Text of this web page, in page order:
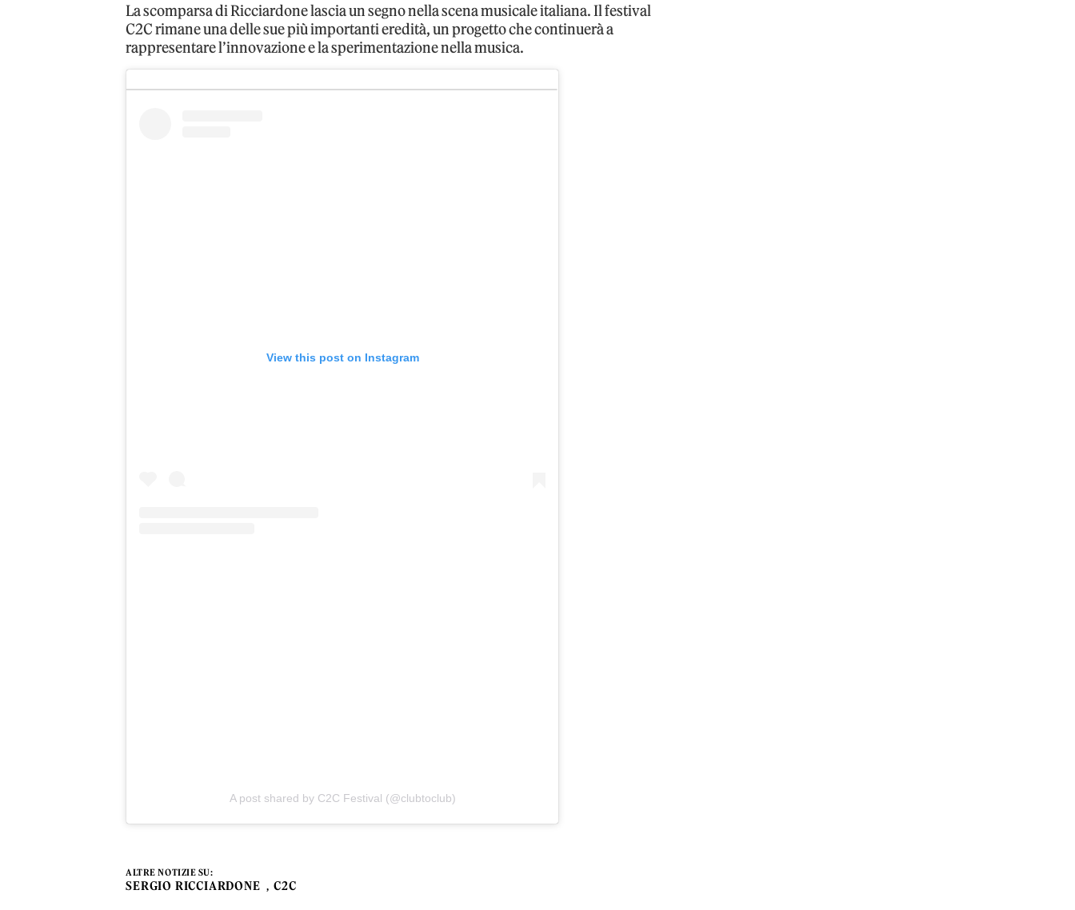
La scomparsa di Ricciardone lascia un segno nella scena musicale italiana. Il festival
C2C rimane una delle sue più importanti eredità, un progetto che continuerà a
rappresentare l’innovazione e la sperimentazione nella musica.
View this post on Instagram
A post shared by C2C Festival (@clubtoclub)
ALTRE NOTIZIE SU:
SERGIO RICCIARDONE C2C